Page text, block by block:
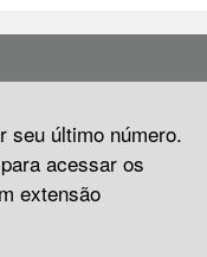
seu último número.
acessar os
extensão